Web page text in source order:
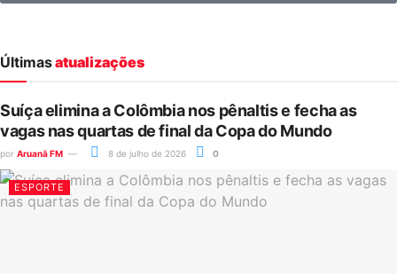
Últimasatualizações
Suíça elimina a Colômbia nos pênaltis e fecha as
vagas nas quartas de final da Copa do Mundo
por Aruanã FM 8 de julho de 2026 0
ESPORTE